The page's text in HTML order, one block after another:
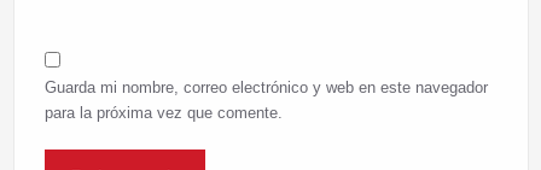
Guarda mi nombre, correo electrónico y web en este navegador
para la próxima vez que comente.